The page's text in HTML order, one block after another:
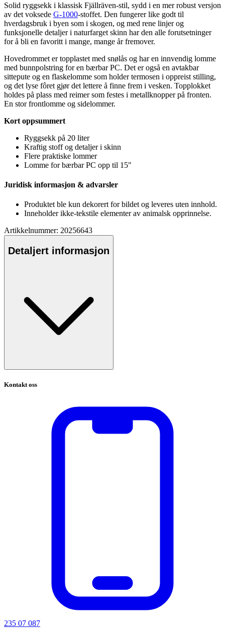
Solid ryggsekk i klassisk Fjällräven-stil, sydd i en mer robust versjon
av det voksede G-1000-stoffet. Den fungerer like godt til
hverdagsbruk i byen som i skogen, og med rene linjer og
funksjonelle detaljer i naturfarget skinn har den alle forutsetninger
for å bli en favoritt i mange, mange år fremover.
Hovedrommet er topplastet med snølås og har en innvendig lomme
med bunnpolstring for en bærbar PC. Det er også en avtakbar
sittepute og en flaskelomme som holder termosen i oppreist stilling,
og det lyse fôret gjør det lettere å finne frem i vesken. Topplokket
holdes på plass med reimer som festes i metallknopper på fronten.
En stor frontlomme og sidelommer.
Kort oppsummert
Ryggsekk på 20 liter
Kraftig stoff og detaljer i skinn
Flere praktiske lommer
Lomme for bærbar PC opp til 15"
Juridisk informasjon & advarsler
Produktet ble kun dekorert for bildet og leveres uten innhold.
Inneholder ikke-tekstile elementer av animalsk opprinnelse.
Artikkelnummer: 20256643
Detaljert informasjon
Kontakt oss
235 07 087